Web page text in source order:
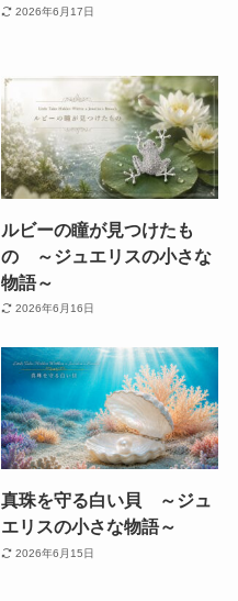
2026年6月17日
ルビーの瞳が見つけたも
の ～ジュエリスの小さな
物語～
2026年6月16日
真珠を守る白い貝 ～ジュ
エリスの小さな物語～
2026年6月15日